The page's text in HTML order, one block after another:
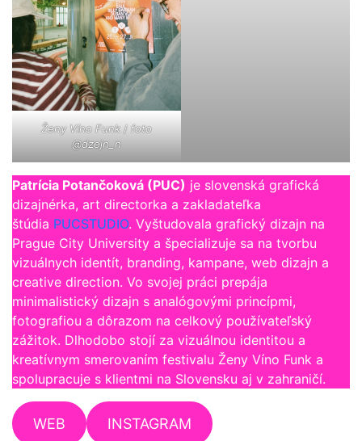
Ženy Víno Funk / foto
@dzejn_n
Patrícia Potančoková (PUC) je slovenská grafická
dizajnérka, art directorka a zakladateľka
štúdia PUCSTUDIO. Vyštudovala grafický dizajn na
Prague City University a špecializuje sa na tvorbu
vizuálnych identít, branding, kampane, web dizajn a
creative direction. Vo svojej práci prepája
minimalistický dizajn s analógovými princípmi,
fotografiou a dôrazom na celkový používateľský
zážitok. Dlhodobo stojí za vizuálnou identitou a
kreatívnym smerovaním festivalu Ženy Víno Funk a
spolupracuje s klientmi na Slovensku aj v zahraničí.
WEB INSTAGRAM